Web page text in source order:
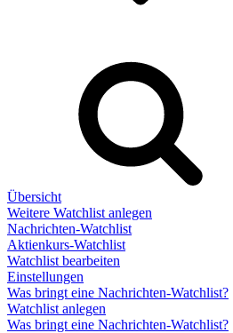
Übersicht
Weitere Watchlist anlegen
Nachrichten-Watchlist
Aktienkurs-Watchlist
Watchlist bearbeiten
Einstellungen
Was bringt eine Nachrichten-Watchlist?
Watchlist anlegen
Was bringt eine Nachrichten-Watchlist?